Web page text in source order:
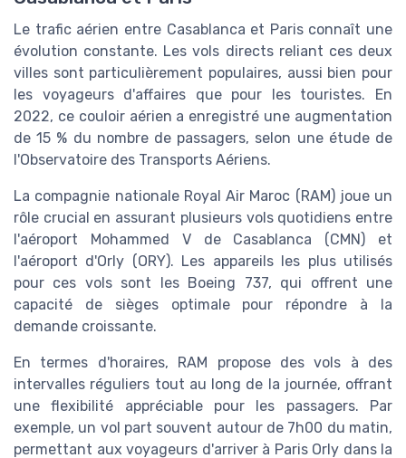
Le trafic aérien entre Casablanca et Paris connaît une
évolution constante. Les vols directs reliant ces deux
villes sont particulièrement populaires, aussi bien pour
les voyageurs d'affaires que pour les touristes. En
2022, ce couloir aérien a enregistré une augmentation
de 15 % du nombre de passagers, selon une étude de
l'Observatoire des Transports Aériens.
La compagnie nationale Royal Air Maroc (RAM) joue un
rôle crucial en assurant plusieurs vols quotidiens entre
l'aéroport Mohammed V de Casablanca (CMN) et
l'aéroport d'Orly (ORY). Les appareils les plus utilisés
pour ces vols sont les Boeing 737, qui offrent une
capacité de sièges optimale pour répondre à la
demande croissante.
En termes d'horaires, RAM propose des vols à des
intervalles réguliers tout au long de la journée, offrant
une flexibilité appréciable pour les passagers. Par
exemple, un vol part souvent autour de 7h00 du matin,
permettant aux voyageurs d'arriver à Paris Orly dans la